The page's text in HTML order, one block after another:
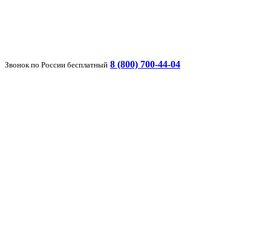
Звонок по России бесплатный 8 (800) 700-44-04